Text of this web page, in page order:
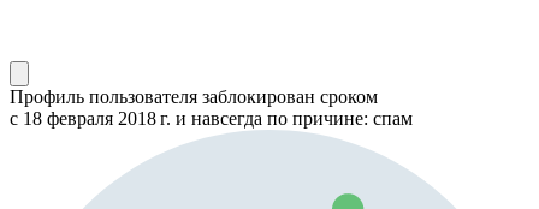
Профиль пользователя заблокирован сроком
с 18 февраля 2018 г. и навсегда по причине: спам